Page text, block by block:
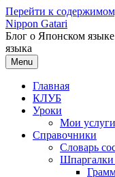
Перейти к
Nippon Gatari
Блог о Японском
языка
Menu
Главная
КЛУБ
Уроки
Мои
Справочники
Словарь